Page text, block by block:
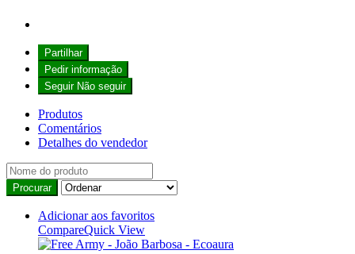
Partilhar
Pedir informação
Seguir Não seguir
Produtos
Comentários
Detalhes do vendedor
Adicionar aos favoritos
CompareQuick View